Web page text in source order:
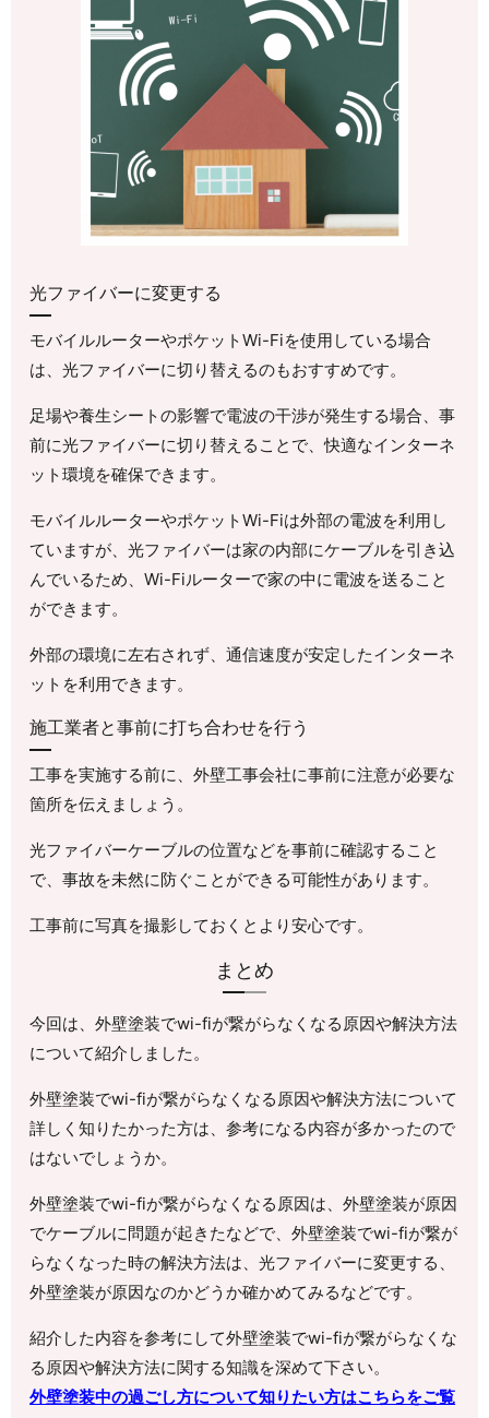
光ファイバーに変更する
モバイルルーターやポケットWi-Fiを使用している場合
は、光ファイバーに切り替えるのもおすすめです。
足場や養生シートの影響で電波の干渉が発生する場合、事
前に光ファイバーに切り替えることで、快適なインターネ
ット環境を確保できます。
モバイルルーターやポケットWi-Fiは外部の電波を利用し
ていますが、光ファイバーは家の内部にケーブルを引き込
んでいるため、Wi-Fiルーターで家の中に電波を送ること
ができます。
外部の環境に左右されず、通信速度が安定したインターネ
ットを利用できます。
施工業者と事前に打ち合わせを行う
工事を実施する前に、外壁工事会社に事前に注意が必要な
箇所を伝えましょう。
光ファイバーケーブルの位置などを事前に確認すること
で、事故を未然に防ぐことができる可能性があります。
工事前に写真を撮影しておくとより安心です。
まとめ
今回は、外壁塗装でwi-fiが繋がらなくなる原因や解決方法
について紹介しました。
外壁塗装でwi-fiが繋がらなくなる原因や解決方法について
詳しく知りたかった方は、参考になる内容が多かったので
はないでしょうか。
外壁塗装でwi-fiが繋がらなくなる原因は、外壁塗装が原因
でケーブルに問題が起きたなどで、外壁塗装でwi-fiが繋が
らなくなった時の解決方法は、光ファイバーに変更する、
外壁塗装が原因なのかどうか確かめてみるなどです。
紹介した内容を参考にして外壁塗装でwi-fiが繋がらなくな
る原因や解決方法に関する知識を深めて下さい。
外壁塗装中の過ごし方について知りたい方はこちらをご覧